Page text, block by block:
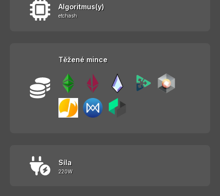
Algoritmus(y)
etchash
Těžené mince
Síla
220W